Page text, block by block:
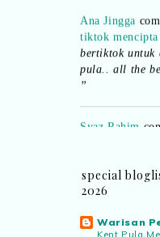
tiktok mencipta
bertiktok untuk
pula.. all the
”
dan teknologi
Syaz Rahim
special
2026
Warisan
Kent Pula